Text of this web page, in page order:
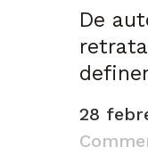
De
28